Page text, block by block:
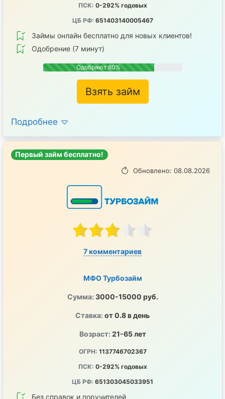
ПСК: 0-292% годовых
ЦБ РФ: 651403140005467
Займы онлайн бесплатно для новых клиентов!
Одобрение (7 минут)
Одобряют 80%
Взять займ
Подробнее
Первый займ бесплатно!
Обновлено: 08.08.2026
7 комментариев
МФО Турбозайм
Сумма: 3000-15000 руб.
Ставка: от 0.8 в день
Возраст: 21-65 лет
ОГРН: 1137746702367
ПСК: 0-292% годовых
ЦБ РФ: 651303045033951
Без справок и поручителей